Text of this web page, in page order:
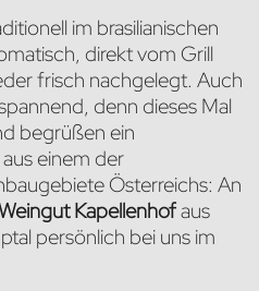
im brasilianischen
direkt vom Grill
frisch nachgelegt. Auch
denn dieses Mal
begrüßen ein
einem der
Österreichs: An
Kapellenhofaus
persönlich bei uns im